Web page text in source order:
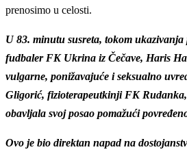
prenosimo u celosti.
U 83. minutu susreta, tokom ukazivanja
fudbaler FK Ukrina iz Čečave, Haris
vulgarne, ponižavajuće i seksualno
Gligorić, fizioterapeutkinji FK
obavljala svoj posao pomažući
Ovo je bio direktan napad na